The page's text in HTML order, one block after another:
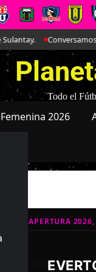
Conversamos en
Todo el
2026
APERTURA